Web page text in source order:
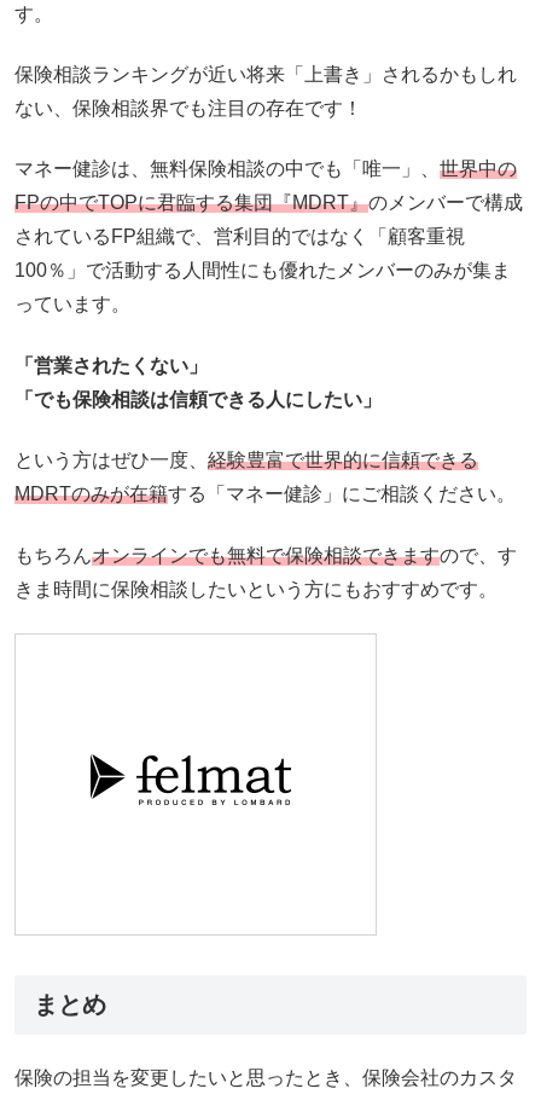
す。
保険相談ランキングが近い将来「上書き」されるかもしれ
ない、保険相談界でも注目の存在です！
マネー健診は、無料保険相談の中でも「唯一」、世界中の
FPの中でTOPに君臨する集団『MDRT』のメンバーで構成
されているFP組織で、営利目的ではなく「顧客重視
100％」で活動する人間性にも優れたメンバーのみが集ま
っています。
「営業されたくない」
「でも保険相談は信頼できる人にしたい」
という方はぜひ一度、経験豊富で世界的に信頼できる
MDRTのみが在籍する「マネー健診」にご相談ください。
もちろんオンラインでも無料で保険相談できますので、す
きま時間に保険相談したいという方にもおすすめです。
まとめ
保険の担当を変更したいと思ったとき、保険会社のカスタ